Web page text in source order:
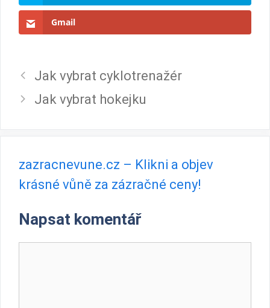
Gmail
Jak vybrat cyklotrenažér
Jak vybrat hokejku
zazracnevune.cz – Klikni a objev
krásné vůně za zázračné ceny!
Napsat komentář